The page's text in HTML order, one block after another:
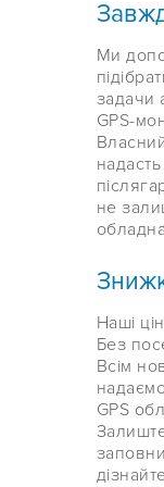
Ми
задачи
GPS-
не
Наші
Без
Всім
GPS